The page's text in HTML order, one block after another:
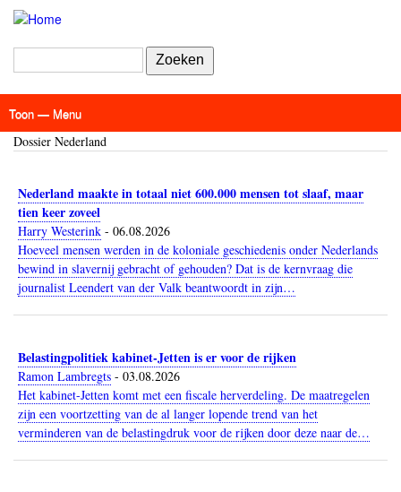
Overslaan
naarZoeken
Menu
Toon — Menu
Actueel
Achtergrond
Links
Geschriften
Over SAP - Grenzeloos
Dossier Nederland
Nederland maakte in totaal niet 600.000 mensen tot slaaf, maar
tien keer zoveel
Harry Westerink - 06.08.2026
Hoeveel mensen werden in de koloniale geschiedenis onder Nederlands
bewind in slavernij gebracht of gehouden? Dat is de kernvraag die
journalist Leendert van der Valk beantwoordt in zijn…
Belastingpolitiek kabinet-Jetten is er voor de rijken
Ramon Lambregts - 03.08.2026
Het kabinet-Jetten komt met een fiscale herverdeling. De maatregelen
zijn een voortzetting van de al langer lopende trend van het
verminderen van de belastingdruk voor de rijken door deze naar de…